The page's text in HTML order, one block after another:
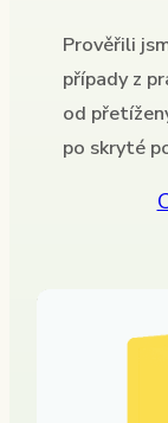
Prověřili
případy z
od
po skryté